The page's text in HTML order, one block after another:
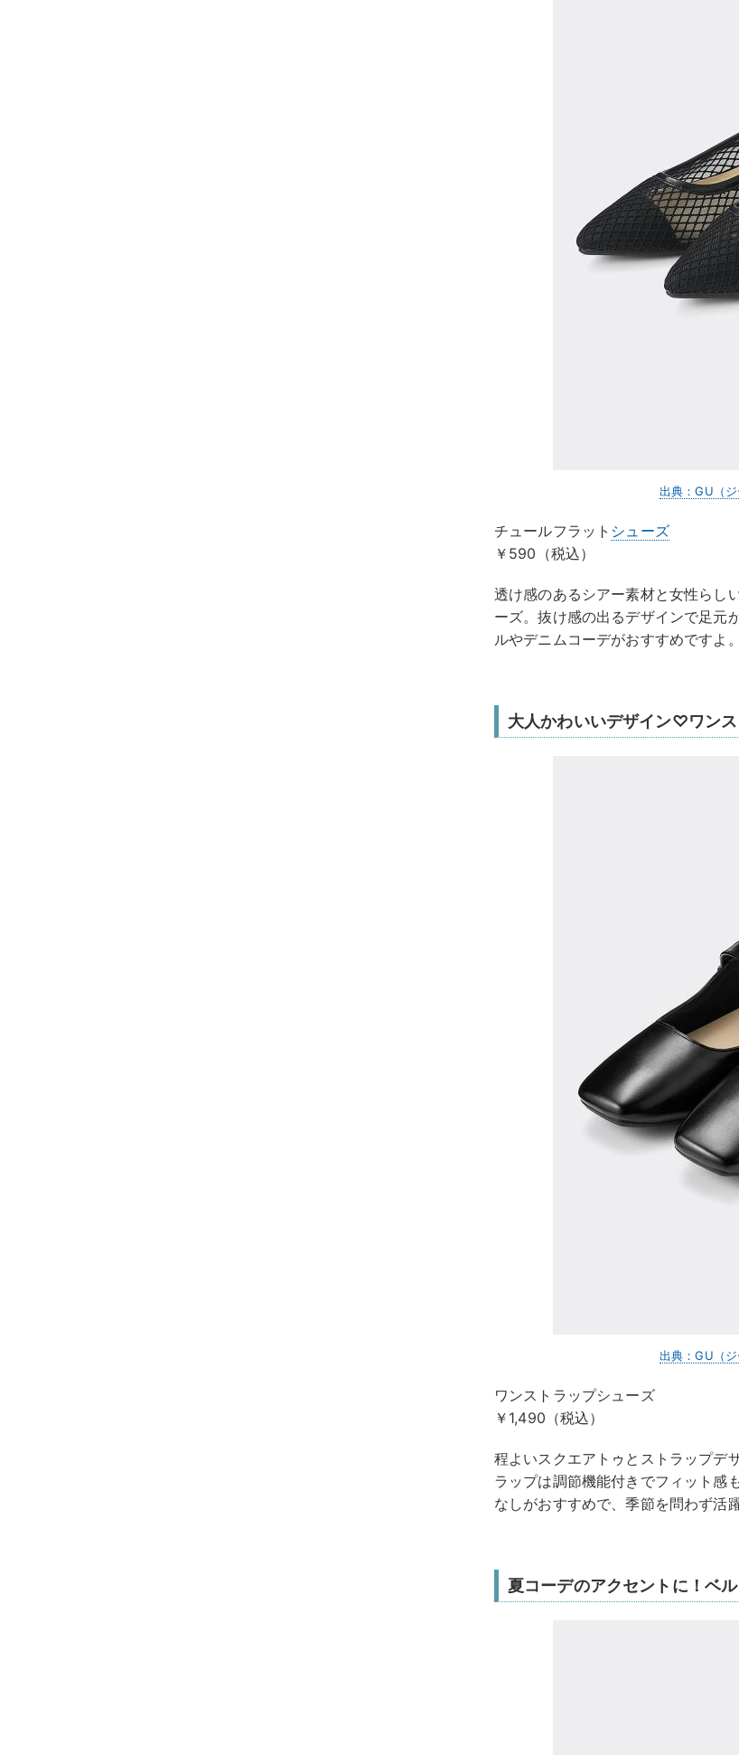
出典：GU（
チュールフラット シューズ
￥590（税込）
透け感のあるシアー素材と女性らし
ーズ。抜け感の出るデザインで足元
ルやデニムコーデがおすすめですよ。
大人かわいいデザイン♡ワン
出典：GU（
ワンストラップシューズ
￥1,490（税込）
程よいスクエアトゥとストラップデ
ラップは調節機能付きでフィット感
なしがおすすめで、季節を問わず活
夏コーデのアクセントに！ベ